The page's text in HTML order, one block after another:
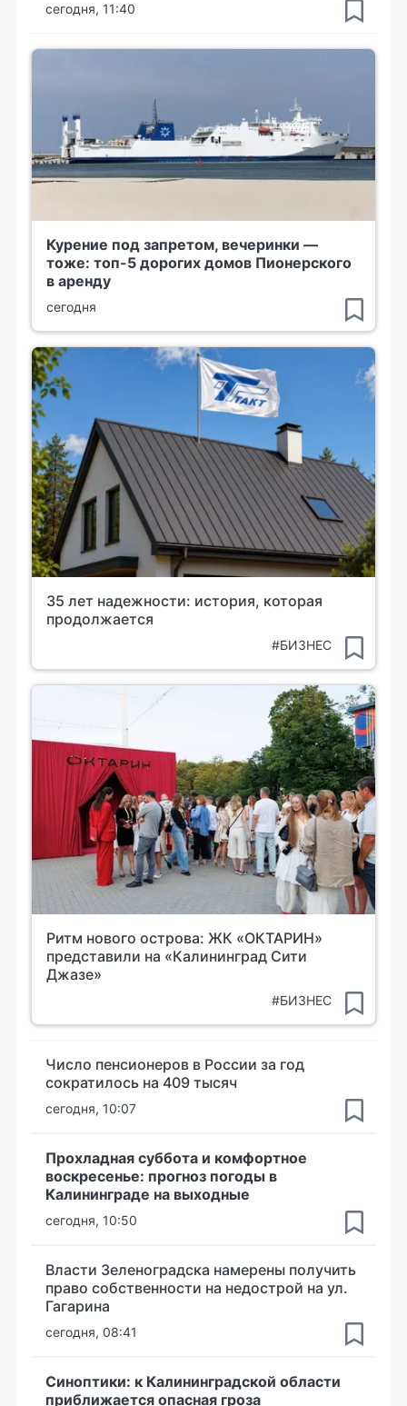
сегодня, 11:40
Курение под запретом, вечеринки —
тоже: топ-5 дорогих домов Пионерского
в аренду
сегодня
35 лет надежности: история, которая
продолжается
#БИЗНЕС
Ритм нового острова: ЖК «ОКТАРИН»
представили на «Калининград Сити
Джазе»
#БИЗНЕС
Число пенсионеров в России за год
сократилось на 409 тысяч
сегодня, 10:07
Прохладная суббота и комфортное
воскресенье: прогноз погоды в
Калининграде на выходные
сегодня, 10:50
Власти Зеленоградска намерены получить
право собственности на недострой на ул.
Гагарина
сегодня, 08:41
Синоптики: к Калининградской области
приближается опасная гроза